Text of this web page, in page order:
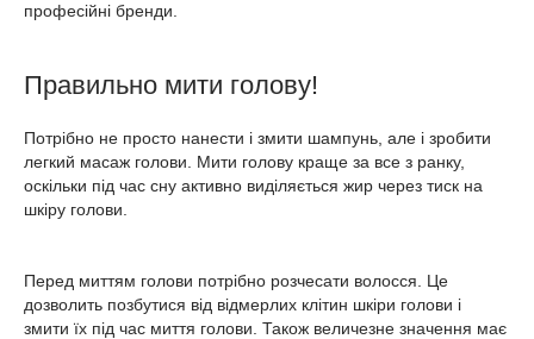
професійні бренди.
Правильно мити голову!
Потрібно не просто нанести і змити шампунь, але і зробити
легкий масаж голови. Мити голову краще за все з ранку,
оскільки під час сну активно виділяється жир через тиск на
шкіру голови.
Перед миттям голови потрібно розчесати волосся. Це
дозволить позбутися від відмерлих клітин шкіри голови і
змити їх під час миття голови. Також величезне значення має